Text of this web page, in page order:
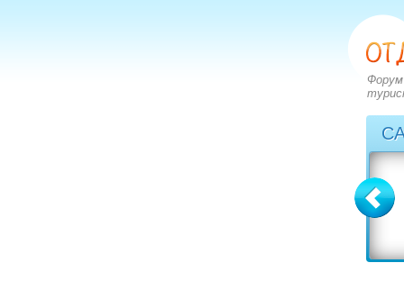
вопросов: 2828